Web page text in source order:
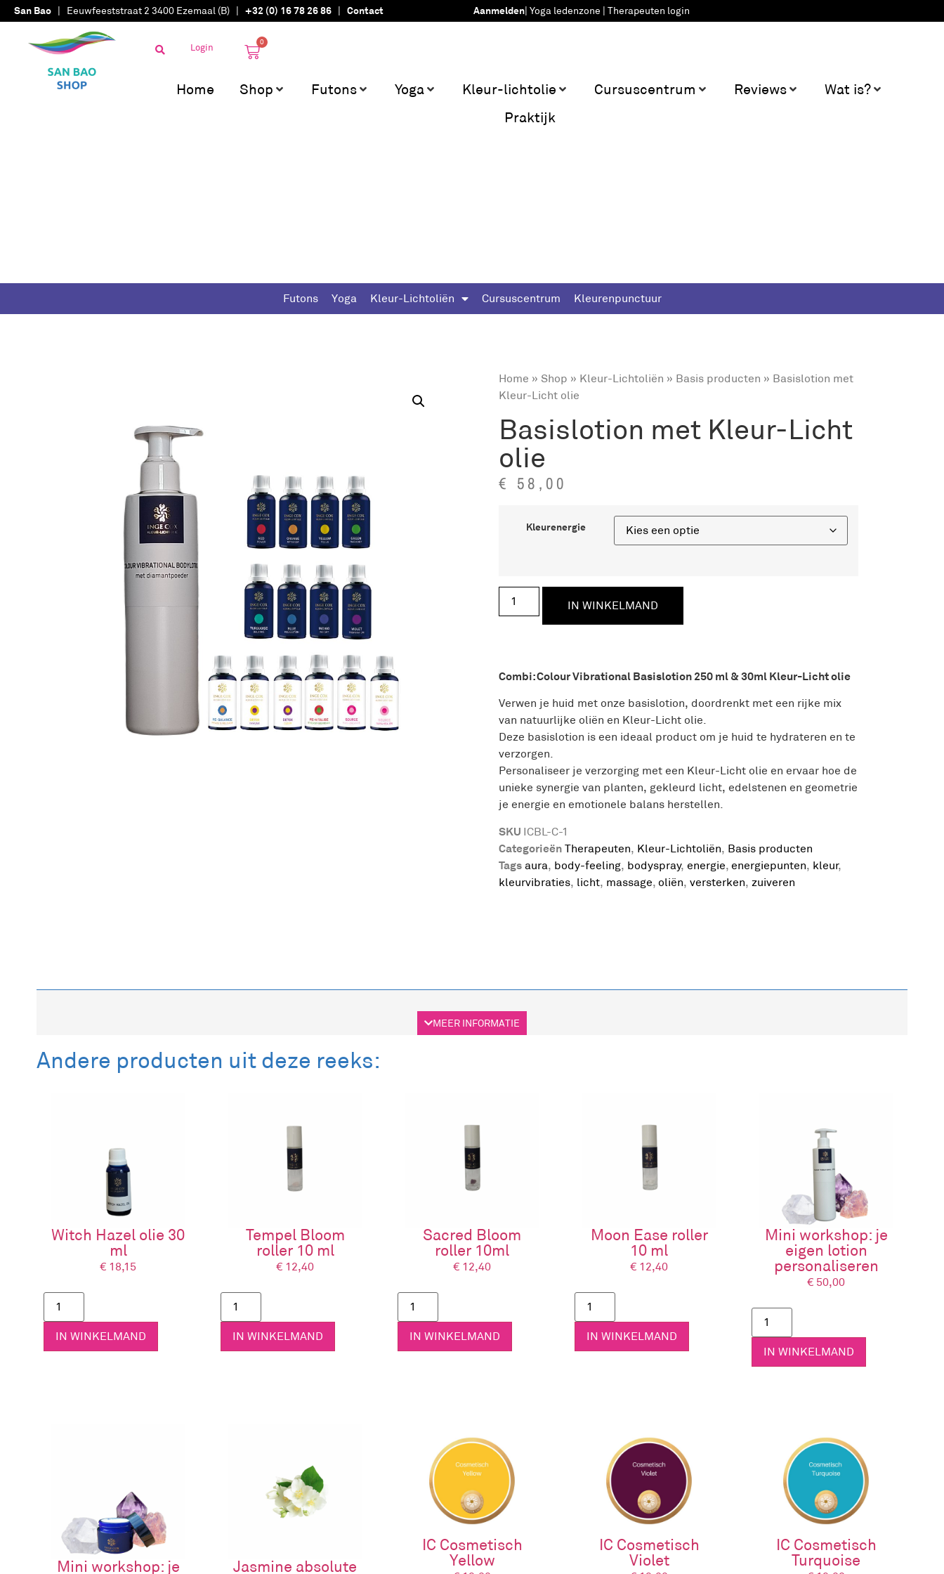
San Bao | Eeuwfeeststraat 2 3400 Ezemaal (B) | +32 (0) 16 78 26 86 | Contact Aanmelden| Yoga ledenzone | Therapeuten login
Login 0
Home Shop Futons Yoga Kleur-lichtolie Cursuscentrum Reviews
Wat is?
Praktijk
Futons Yoga Kleur-Lichtoliën Cursuscentrum Kleurenpunctuur
Home » Shop » Kleur-Lichtoliën » Basis producten » Basislotion met
Kleur-Licht olie
Basislotion met Kleur-Licht
olie
€ 58,00
Kleurenergie
IN WINKELMAND
Combi: Colour Vibrational Basislotion 250 ml & 30ml Kleur-Licht olie
Verwen je huid met onze basislotion, doordrenkt met een rijke mix
van natuurlijke oliën en Kleur-Licht olie.
Deze basislotion is een ideaal product om je huid te hydrateren en te
verzorgen.
Personaliseer je verzorging met een Kleur-Licht olie en ervaar hoe de
unieke synergie van planten, gekleurd licht, edelstenen en geometrie
je energie en emotionele balans herstellen.
SKU ICBL-C-1
Categorieën Therapeuten, Kleur-Lichtoliën, Basis producten
Tags aura, body-feeling, bodyspray, energie, energiepunten, kleur,
kleurvibraties, licht, massage, oliën, versterken, zuiveren
Beschrijving
Deze basislotion is een ideaal product om je huid te hydrateren en te verzorgen.
Personaliseer je verzorging met een Kleur-Licht olie en ervaar hoe de unieke synergie van planten, gekleurd licht, edelstenen en geometrie je energie en
emotionele balans herstellen.
Productkaarten:
Basislotion met Kleur-Licht olie ORANGE
Basislotion met Kleur-Licht olie YELLOW
Basislotion met Kleur-Licht olie GREEN
Basislotion met Kleur-Licht olie TURQUOISE
Basislotion met Kleur-Licht olie BLUE
Basislotion met Kleur-Licht olie INDIGO
Basislotion met Kleur-Licht olie VIOLET
Verwen je huid met onze basislotion, doordrenkt met een rijke mix van natuurlijke oliën.
Deze basislotion in combinatie met Kleur-Licht olie is een ideaal product om je huid te hydrateren en te verzorgen. Elk ingrediënt is zorgvuldig geselecteerd
vanwege de unieke voordelen die het biedt.
De heilzame voordelen
MEER INFORMATIE
Andere producten uit deze reeks:
Witch Hazel olie 30
ml
€ 18,15
IN WINKELMAND
Tempel Bloom
roller 10 ml
€ 12,40
IN WINKELMAND
Sacred Bloom
roller 10ml
€ 12,40
IN WINKELMAND
Moon Ease roller
10 ml
€ 12,40
IN WINKELMAND
Mini workshop: je
eigen lotion
personaliseren
€ 50,00
IN WINKELMAND
Mini workshop: je
Jasmine absolute
IC Cosmetisch
Yellow
IC Cosmetisch
Violet
IC Cosmetisch
Turquoise